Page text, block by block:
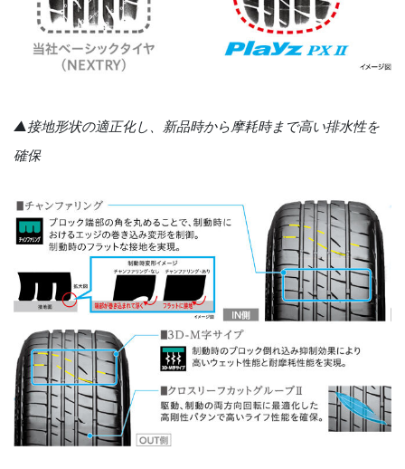
▲接地形状の適正化し、新品時から摩耗時まで高い排水性を
確保